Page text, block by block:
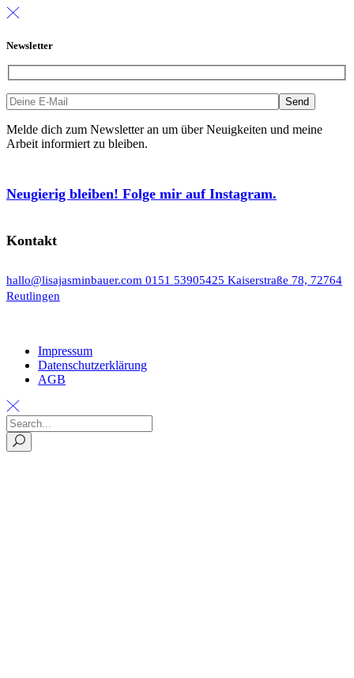
Newsletter
Melde dich zum Newsletter an um über Neuigkeiten und meine
Arbeit informiert zu bleiben.
Neugierig bleiben! Folge mir auf Instagram.
Kontakt
hallo@lisajasminbauer.com 0151 53905425 Kaiserstraße 78, 72764
Reutlingen
Impressum
Datenschutzerklärung
AGB